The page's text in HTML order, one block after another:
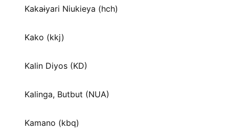
Kakaɨyari Niukieya (hch)
Kako (kkj)
Kalin Diyos (KD)
Kalinga, Butbut (NUA)
Kamano (kbq)